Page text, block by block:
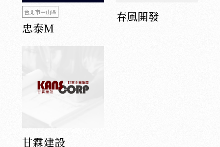
台北市中山區
忠泰M
春風開發
甘霖建設